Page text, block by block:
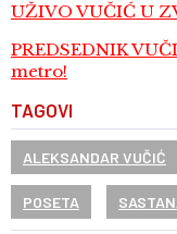
UŽIVO VUČIĆ U
PREDSEDNIK
metro!
TAGOVI
ALEKSANDAR VUČIĆ
POSETA